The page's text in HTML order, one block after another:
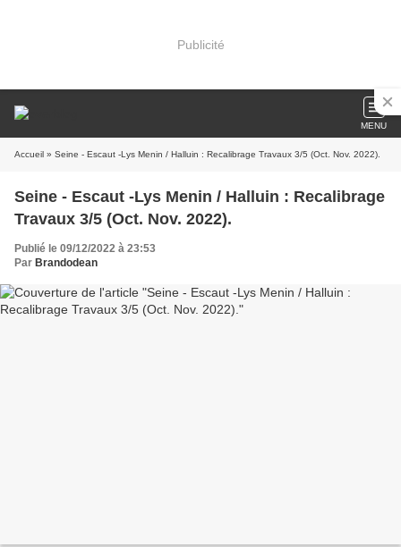
Publicité
MENU
Accueil » Seine - Escaut -Lys Menin / Halluin : Recalibrage Travaux 3/5 (Oct. Nov. 2022).
Seine - Escaut -Lys Menin / Halluin : Recalibrage
Travaux 3/5 (Oct. Nov. 2022).
Publié le 09/12/2022 à 23:53
Par Brandodean